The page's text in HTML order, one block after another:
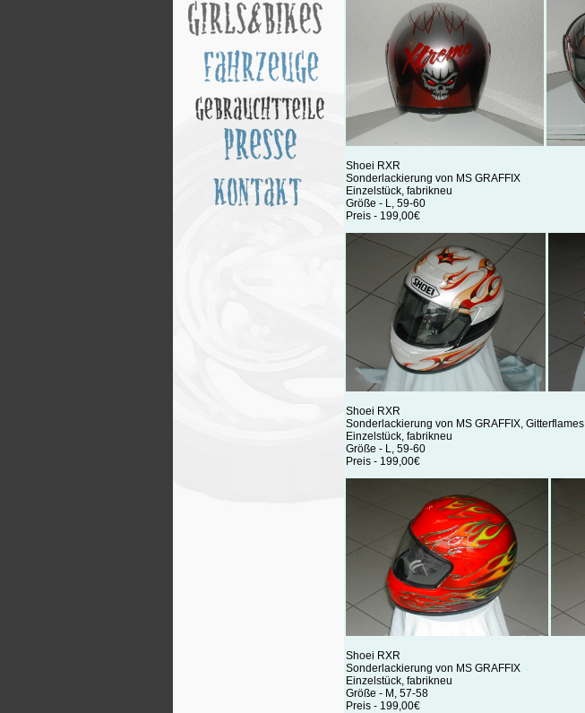
Shoei RXR
Sonderlackierung von MS GRAFFIX
Einzelstück, fabrikneu
Größe - L, 59-60
Preis - 199,00€
Shoei RXR
Sonderlackierung von MS GRAFFIX, Gitterflames
Einzelstück, fabrikneu
Größe - L, 59-60
Preis - 199,00€
Shoei RXR
Sonderlackierung von MS GRAFFIX
Einzelstück, fabrikneu
Größe - M, 57-58
Preis - 199,00€